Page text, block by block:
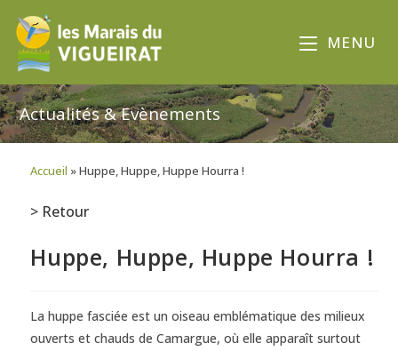
MENU
Actualités & Evènements
Accueil »Huppe, Huppe, Huppe Hourra !
> Retour
Huppe, Huppe, Huppe Hourra !
La huppe fasciée est un oiseau emblématique des milieux
ouverts et chauds de Camargue, où elle apparaît surtout